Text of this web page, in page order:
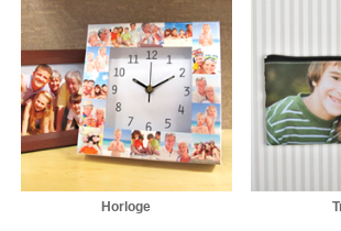
Horloge